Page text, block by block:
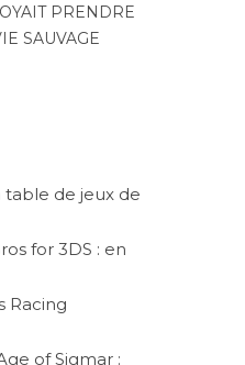
PRENDRE
SAUVAGE
table de jeux de
for 3DS : en
Racing
of Sigmar :